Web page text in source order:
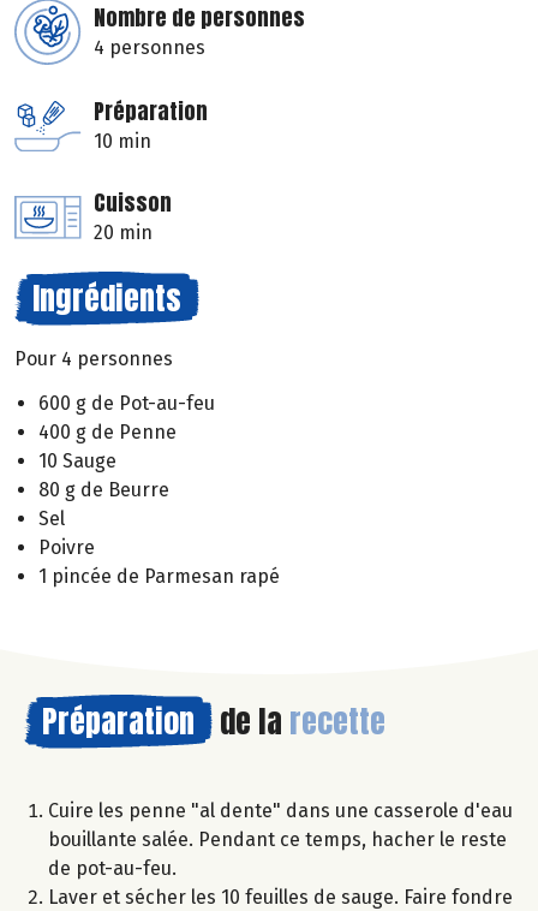
Nombre de personnes
4 personnes
Préparation
10 min
Cuisson
20 min
Ingrédients
Pour 4 personnes
600 g de Pot-au-feu
400 g de Penne
10 Sauge
80 g de Beurre
Sel
Poivre
1 pincée de Parmesan rapé
Préparation de la recette
Cuire les penne "al dente" dans une casserole d'eau
bouillante salée. Pendant ce temps, hacher le reste
de pot-au-feu.
Laver et sécher les 10 feuilles de sauge. Faire fondre